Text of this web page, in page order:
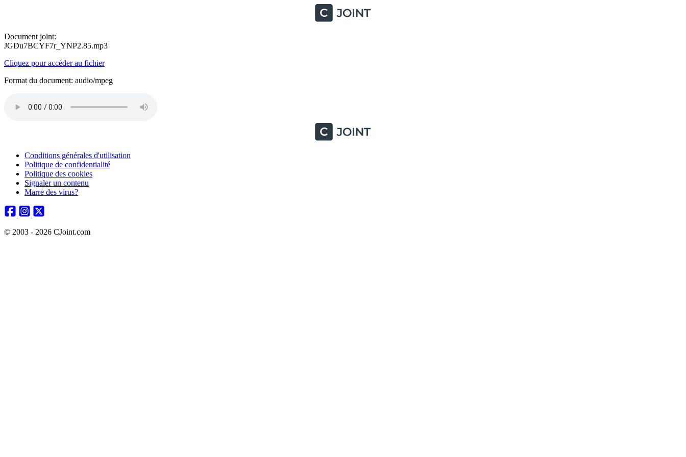
Document joint:
JGDu7BCYF7r_YNP2.85.mp3
Cliquez pour accéder au fichier
Format du document: audio/mpeg
Conditions générales d'utilisation
Politique de confidentialité
Politique des cookies
Signaler un contenu
Marre des virus?
© 2003 - 2026 CJoint.com